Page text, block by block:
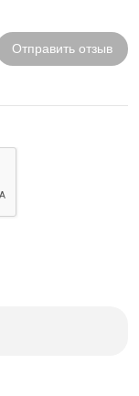
Отправить отзыв